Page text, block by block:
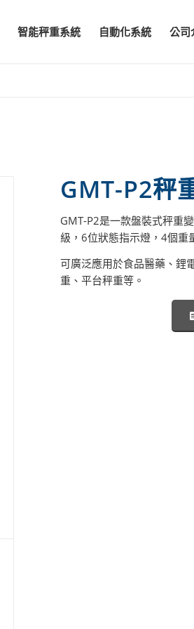
智能秤重系統 自動化系統 公司
GMT-P2秤
GMT-P2是一款盤裝式秤重
級，6位狀態指示燈，4個重
可廣泛應用於食品醫藥、鋰
重、平台秤重等。